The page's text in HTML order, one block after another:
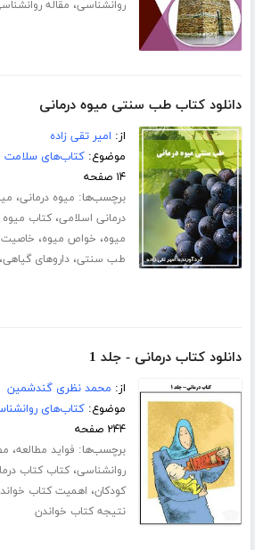
روانشناسی، مقاله
دانلود کتاب طب سنتی میوه درمانی
از: امیر تقی زاده
موضوع:کتاب‌های سلامت
۱۴ صفحه
برچسب‌ها: میوه درمانی،
درمانی اسلامی،کتاب میوه
میوه، خواص میوه، خاصیت
طب سنتی،داروهای گیاهی
دانلود کتاب درمانی - جلد 1
از: محمد نظری گندشمین
موضوع:کتاب‌های
۲۴۴ صفحه
برچسب‌ها: فواید مطالعه،
روانشناسی،کتاب کتاب
کودکان، اهمیت کتاب
نتیجه کتاب خواندن